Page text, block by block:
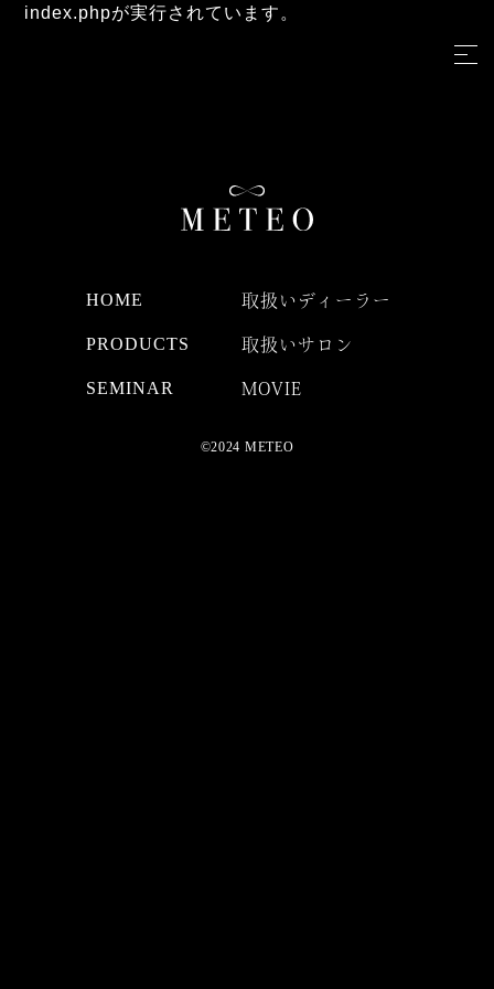
index.phpが実行されています。
HOME
PRODUCTS
SEMINAR
取扱いディーラー
取扱いサロン
MOVIE
©2024 METEO